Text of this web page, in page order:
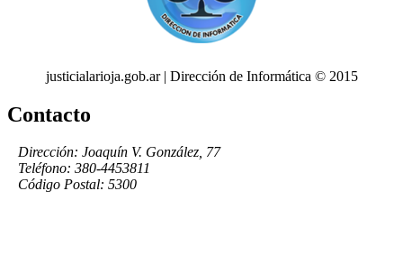
justicialarioja.gob.ar | Dirección de Informática © 2015
Contacto
Dirección: Joaquín V. González, 77
Teléfono: 380-4453811
Código Postal: 5300